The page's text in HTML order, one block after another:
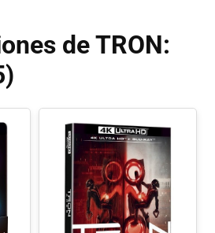
de TRON: